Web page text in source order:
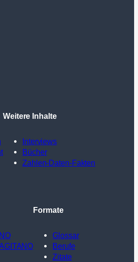
Weitere Inhalte
Interviews
Bücher
Zahlen-Daten-Fakten
Formate
Glossar
Berufe
Zitate